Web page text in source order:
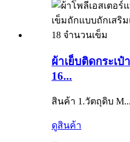
ผ้าเย็บติดกระเป๋
16...
สินค้า 1.วัตถุดิบ M...
ดูสินค้า